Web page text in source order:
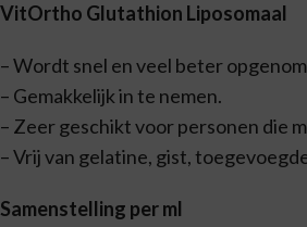
VitOrtho Glutathion Liposomaal
– Wordt snel en veel beter
– Gemakkelijk in te nemen.
– Zeer geschikt voor personen die
– Vrij van gelatine, gist,
Samenstelling per ml